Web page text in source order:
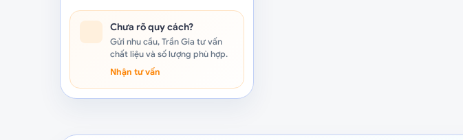
Chưa rõ quy cách?
Gửi nhu cầu, Trần Gia tư vấn
chất liệu và số lượng phù hợp.
Nhận tư vấn